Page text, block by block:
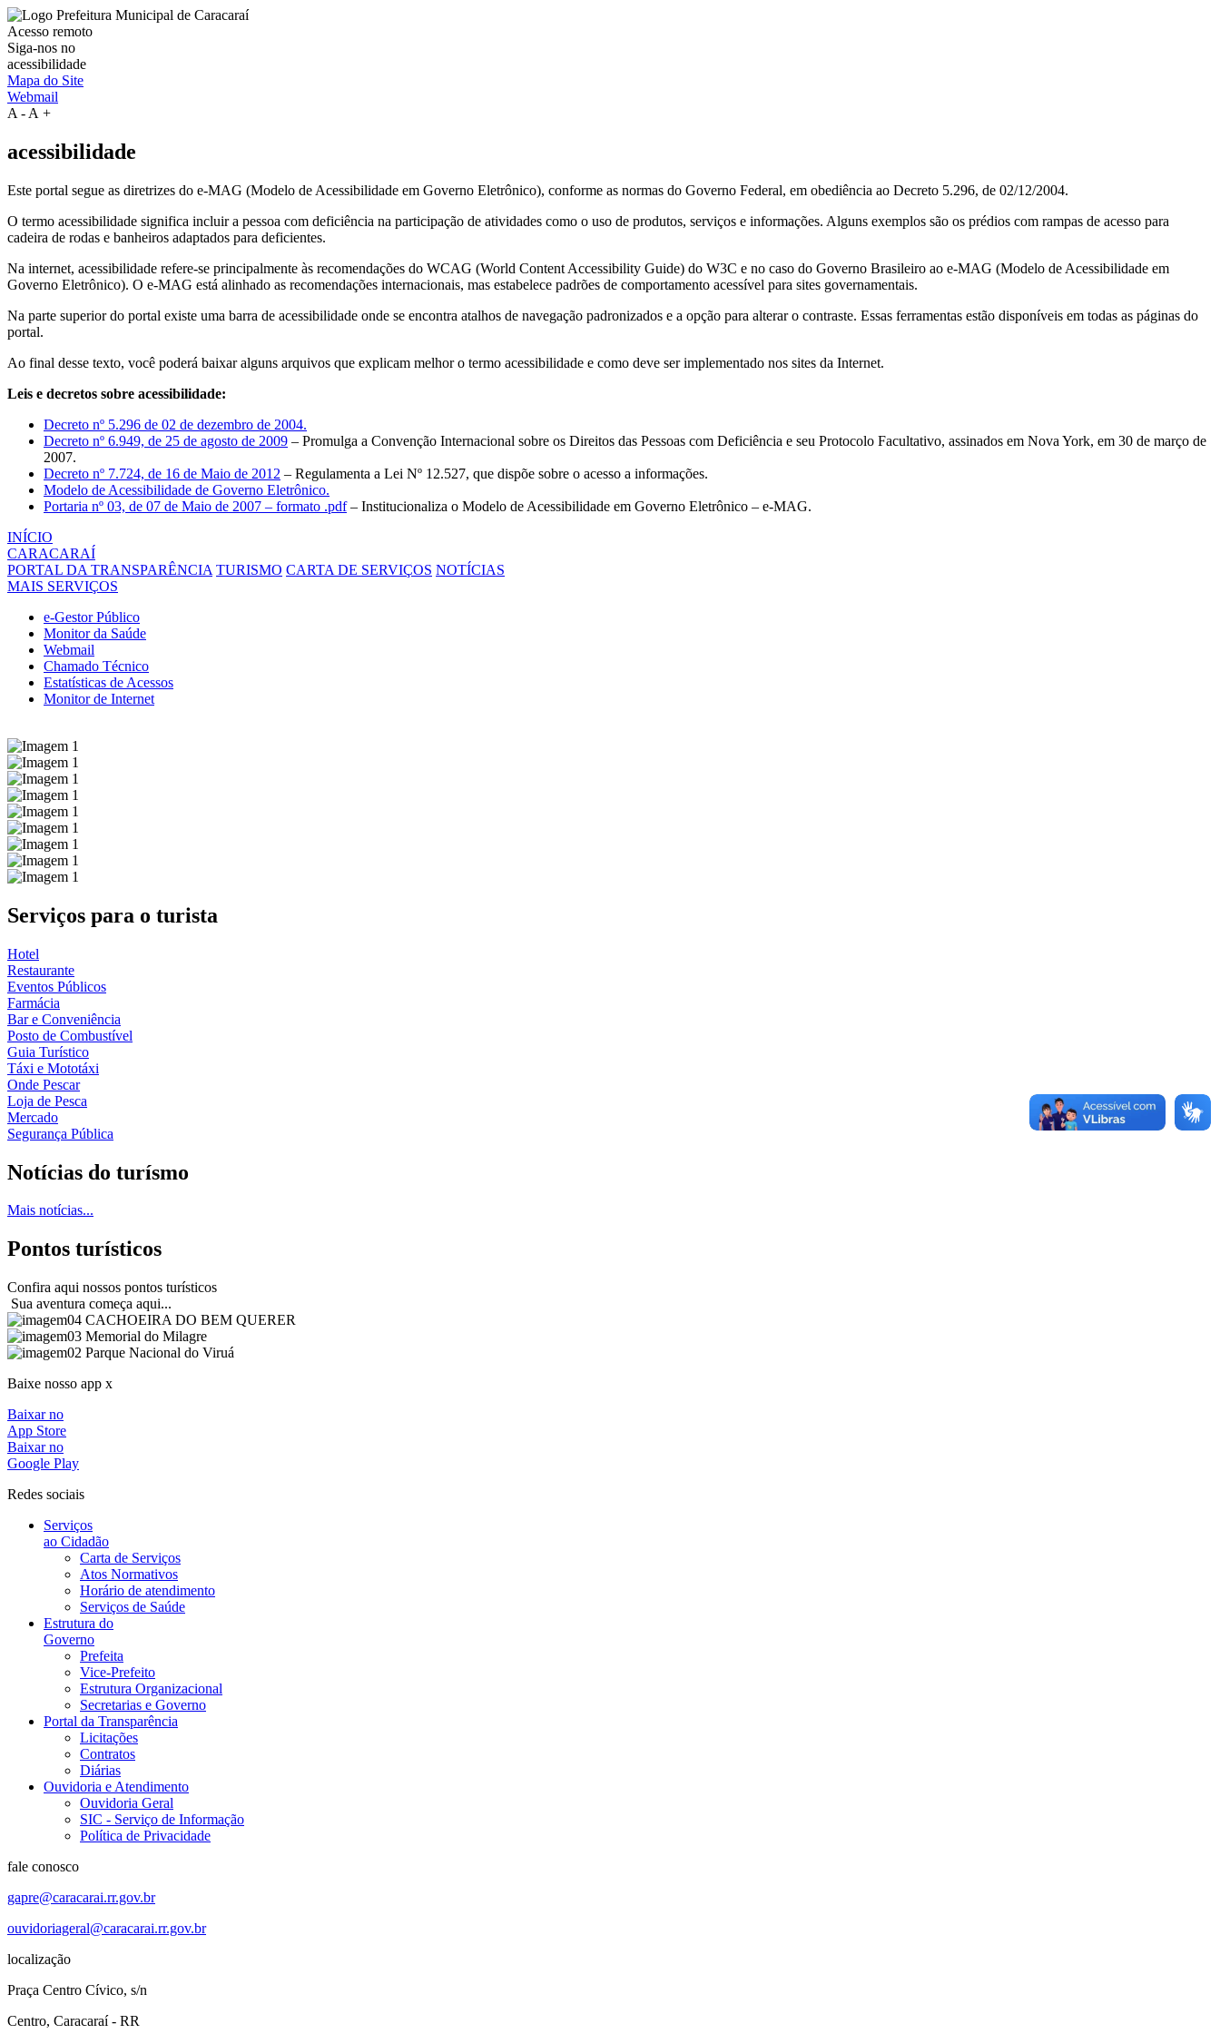
Acesso remoto
Siga-nos no
acessibilidade
Mapa do Site
Webmail
A - A +
acessibilidade
Este portal segue as diretrizes do e-MAG (Modelo de Acessibilidade em Governo Eletrônico), conforme as normas do Governo Federal, em obediência ao Decreto 5.296, de 02/12/2004.
O termo acessibilidade significa incluir a pessoa com deficiência na participação de atividades como o uso de produtos, serviços e informações. Alguns exemplos são os prédios com rampas de acesso para
cadeira de rodas e banheiros adaptados para deficientes.
Na internet, acessibilidade refere-se principalmente às recomendações do WCAG (World Content Accessibility Guide) do W3C e no caso do Governo Brasileiro ao e-MAG (Modelo de Acessibilidade em
Governo Eletrônico). O e-MAG está alinhado as recomendações internacionais, mas estabelece padrões de comportamento acessível para sites governamentais.
Na parte superior do portal existe uma barra de acessibilidade onde se encontra atalhos de navegação padronizados e a opção para alterar o contraste. Essas ferramentas estão disponíveis em todas as páginas do
portal.
Ao final desse texto, você poderá baixar alguns arquivos que explicam melhor o termo acessibilidade e como deve ser implementado nos sites da Internet.
Leis e decretos sobre acessibilidade:
Decreto nº 5.296 de 02 de dezembro de 2004.
Decreto nº 6.949, de 25 de agosto de 2009 – Promulga a Convenção Internacional sobre os Direitos das Pessoas com Deficiência e seu Protocolo Facultativo, assinados em Nova York, em 30 de março de
2007.
Decreto nº 7.724, de 16 de Maio de 2012 – Regulamenta a Lei Nº 12.527, que dispõe sobre o acesso a informações.
Modelo de Acessibilidade de Governo Eletrônico.
Portaria nº 03, de 07 de Maio de 2007 – formato .pdf– Institucionaliza o Modelo de Acessibilidade em Governo Eletrônico – e-MAG.
INÍCIO
CARACARAÍ
PORTAL DA TRANSPARÊNCIA TURISMO CARTA DE SERVIÇOS NOTÍCIAS
MAIS SERVIÇOS
e-Gestor Público
Monitor da Saúde
Webmail
Chamado Técnico
Estatísticas de Acessos
Monitor de Internet
Serviços para o turista
Hotel
Restaurante
Eventos Públicos
Farmácia
Bar e Conveniência
Posto de Combustível
Guia Turístico
Táxi e Mototáxi
Onde Pescar
Loja de Pesca
Mercado
Segurança Pública
Notícias do turísmo
Mais notícias...
Pontos turísticos
Confira aqui nossos pontos turísticos
Sua aventura começa aqui...
CACHOEIRA DO BEM QUERER
Memorial do Milagre
Parque Nacional do Viruá
Baixe nosso app x
Baixar no
App Store
Baixar no
Google Play
Redes sociais
Serviços
ao Cidadão
Carta de Serviços
Atos Normativos
Horário de atendimento
Serviços de Saúde
Estrutura do
Governo
Prefeita
Vice-Prefeito
Estrutura Organizacional
Secretarias e Governo
Portal da Transparência
Licitações
Contratos
Diárias
Ouvidoria e Atendimento
Ouvidoria Geral
SIC - Serviço de Informação
Política de Privacidade
fale conosco
gapre@caracarai.rr.gov.br
ouvidoriageral@caracarai.rr.gov.br
localização
Praça Centro Cívico, s/n
Centro, Caracaraí - RR